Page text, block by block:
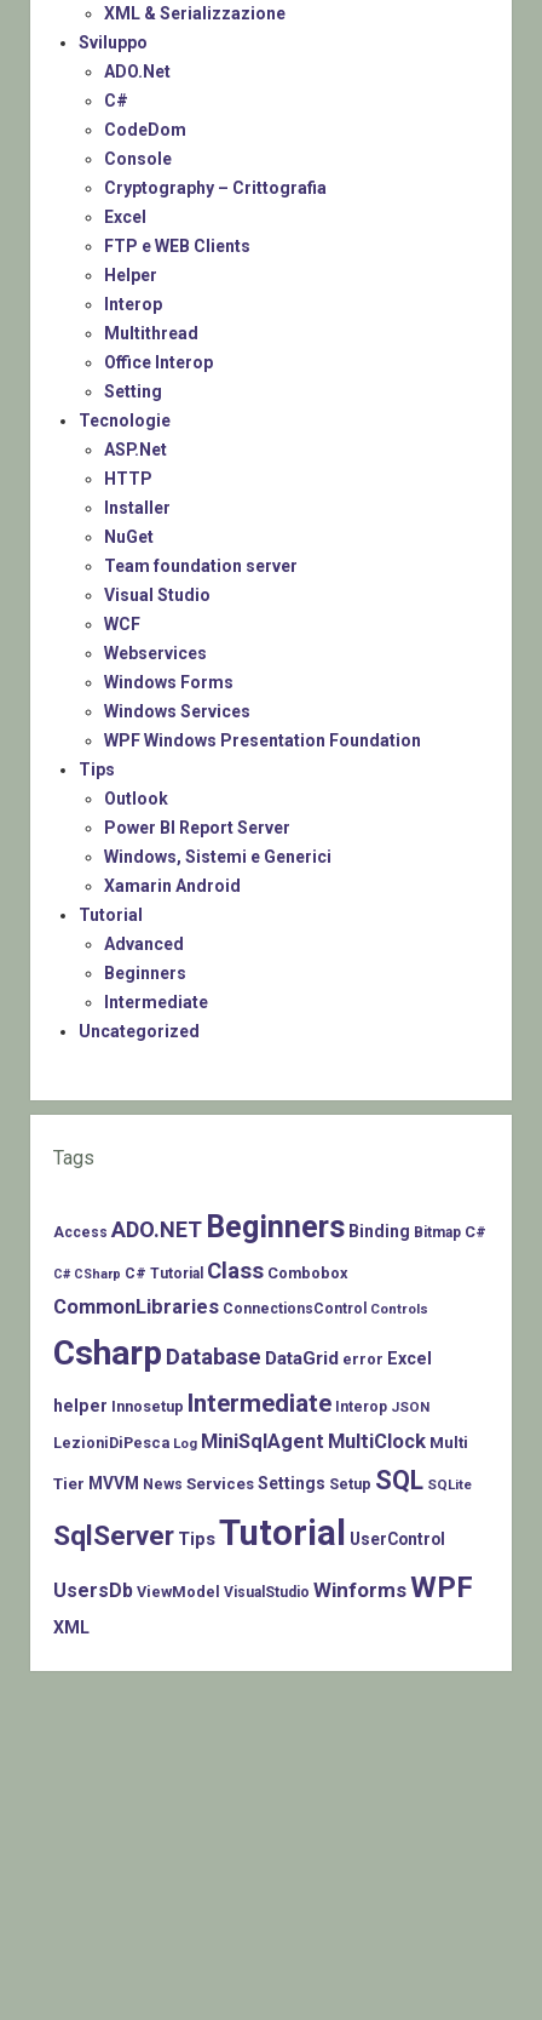
XML & Serializzazione
Sviluppo
ADO.Net
C#
CodeDom
Console
Cryptography – Crittografia
Excel
FTP e WEB Clients
Helper
Interop
Multithread
Office Interop
Setting
Tecnologie
ASP.Net
HTTP
Installer
NuGet
Team foundation server
Visual Studio
WCF
Webservices
Windows Forms
Windows Services
WPF Windows Presentation Foundation
Tips
Outlook
Power BI Report Server
Windows, Sistemi e Generici
Xamarin Android
Tutorial
Advanced
Beginners
Intermediate
Uncategorized
Tags
Access ADO.NET Beginners Binding Bitmap C#
C# CSharp C# Tutorial Class Combobox
CommonLibraries ConnectionsControl Controls
Csharp Database DataGrid error Excel
helper Innosetup Intermediate Interop JSON
LezioniDiPesca Log MiniSqlAgent MultiClock Multi
Tier MVVM News Services Settings Setup SQL SQLite
SqlServer TipsTutorial UserControl
UsersDb ViewModel VisualStudio WinformsWPF
XML